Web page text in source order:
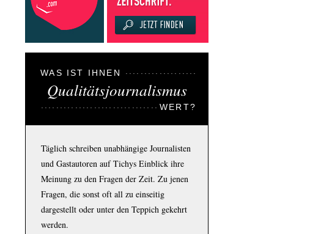
WAS IST IHNEN
Qualitätsjournalismus
WERT?
Täglich schreiben unabhängige Journalisten
und Gastautoren auf Tichys Einblick ihre
Meinung zu den Fragen der Zeit. Zu jenen
Fragen, die sonst oft all zu einseitig
dargestellt oder unter den Teppich gekehrt
werden.